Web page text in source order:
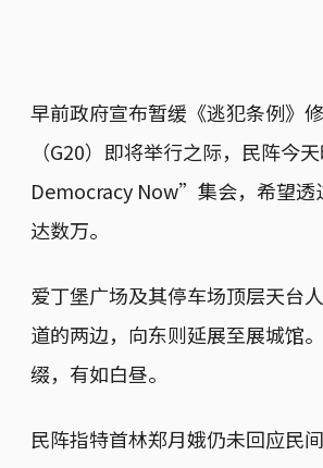
早前政府宣布暂缓《逃犯条例》
（G20）即将举行之际，民阵
Democracy Now”集会，希望透
达数万。
爱丁堡广场及其停车场顶层天台
道的两边，向东则延展至展城馆
缀，有如白昼。
民阵指特首林郑月娥仍未回应民